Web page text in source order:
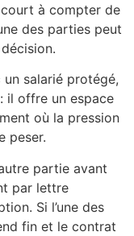
à compter de
des parties peut
un salarié protégé,
il offre un espace
où la pression
peser.
partie avant
par lettre
Si l’une des
fin et le contrat